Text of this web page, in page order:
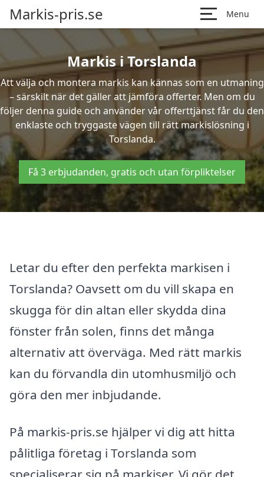
Markis-pris.se Menu
Markis i Torslanda
Att välja och montera markis kan kännas som en utmaning
– särskilt när det gäller att jämföra offerter. Men om du
följer denna guide och använder vår offerttjänst får du den
enklaste och tryggaste vägen till rätt markislösning i
Torslanda.
Få 3 erbjudanden, gratis och utan förpliktelser
Letar du efter den perfekta markisen i
Torslanda? Oavsett om du vill skapa en
skugga för din altan eller skydda dina
fönster från solen, finns det många
alternativ att överväga. Med rätt markis
kan du förvandla din utomhusmiljö och
göra den mer inbjudande.
På markis-pris.se hjälper vi dig att hitta
pålitliga företag i Torslanda som